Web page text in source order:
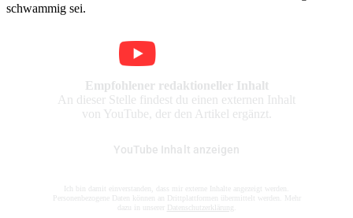
schwammig sei.
Empfohlener redaktioneller Inhalt
An dieser Stelle findest du einen externen Inhalt
von YouTube, der den Artikel ergänzt.
YouTube Inhalt anzeigen
Ich bin damit einverstanden, dass mir externe Inhalte angezeigt werden.
Personenbezogene Daten können an Drittplattformen übermittelt werden. Mehr
Datenschutzerklärung